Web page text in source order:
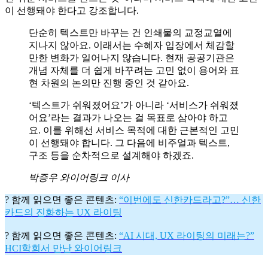
이 선행돼야 한다고 강조합니다.
단순히 텍스트만 바꾸는 건 인쇄물의 교정교열에
지나지 않아요. 이래서는 수혜자 입장에서 체감할
만한 변화가 일어나지 않습니다. 현재 공공기관은
개념 자체를 더 쉽게 바꾸려는 고민 없이 용어와 표
현 차원의 논의만 진행 중인 것 같아요.
‘텍스트가 쉬워졌어요’가 아니라 ‘서비스가 쉬워졌
어요’라는 결과가 나오는 걸 목표로 삼아야 하고
요. 이를 위해선 서비스 목적에 대한 근본적인 고민
이 선행돼야 합니다. 그 다음에 비주얼과 텍스트,
구조 등을 순차적으로 설계해야 하겠죠.
박증우 와이어링크 이사
? 함께 읽으면 좋은 콘텐츠: “이번에도 신한카드라고?”… 신한
카드의 진화하는 UX 라이팅
? 함께 읽으면 좋은 콘텐츠: “AI 시대, UX 라이팅의 미래는?”
HCI학회서 만난 와이어링크